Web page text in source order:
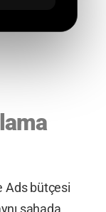
Ads bütçesi
sahada